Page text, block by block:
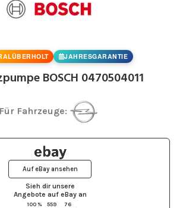
JAHRESGARANTIE
BOSCH 0470504011
Für Fahrzeuge:
Sieh dir unsere
Angebote auf eBayan
100 % 559 76
Auf eBay ansehen